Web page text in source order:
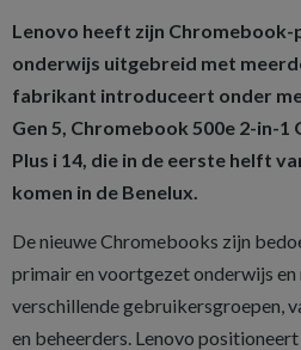
Lenovo heeft zijn
onderwijs uitgebreid met
fabrikant introduceert onder
Gen 5, Chromebook 500e 2-in-1
Plus i 14, die in de eerste helft
komen in de Benelux.
De nieuwe Chromebooks zijn
primair en voortgezet onderwijs en
verschillende gebruikersgroepen,
en beheerders. Lenovo